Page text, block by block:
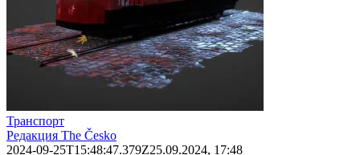
Транспорт
Редакция The Česko
2024-09-25T15:48:47.379Z25.09.2024, 17:48